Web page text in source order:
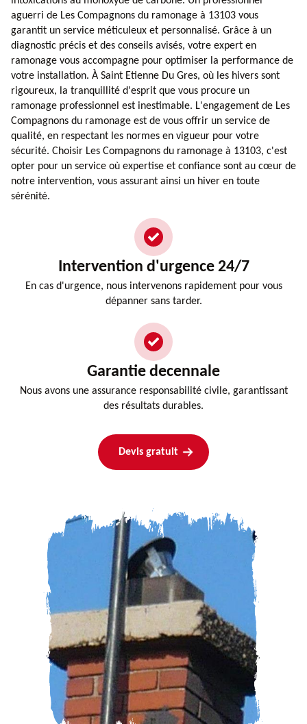
aguerri de Les Compagnons du ramonage à 13103 vous
garantit un service méticuleux et personnalisé. Grâce à un
diagnostic précis et des conseils avisés, votre expert en
ramonage vous accompagne pour optimiser la performance de
votre installation. À Saint Etienne Du Gres, où les hivers sont
rigoureux, la tranquillité d'esprit que vous procure un
ramonage professionnel est inestimable. L'engagement de Les
Compagnons du ramonage est de vous offrir un service de
qualité, en respectant les normes en vigueur pour votre
sécurité. Choisir Les Compagnons du ramonage à 13103, c'est
opter pour un service où expertise et confiance sont au cœur de
notre intervention, vous assurant ainsi un hiver en toute
sérénité.
Intervention d'urgence 24/7
En cas d'urgence, nous intervenons rapidement pour vous
dépanner sans tarder.
Garantie decennale
Nous avons une assurance responsabilité civile, garantissant
des résultats durables.
Devis gratuit